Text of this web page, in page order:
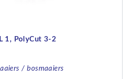
1, PolyCut 3-2
/ bosmaaiers